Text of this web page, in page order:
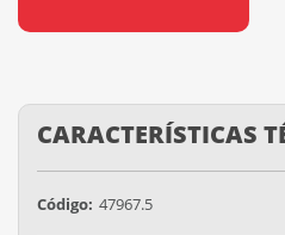
CARACTERÍSTICAS
Código: 47967.5